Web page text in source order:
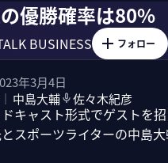
優勝確率は80%
BUSINESS フォロー
年3月4日
｜ 中島大輔 佐々木紀彦
キャスト形式でゲストを
スポーツライターの中島